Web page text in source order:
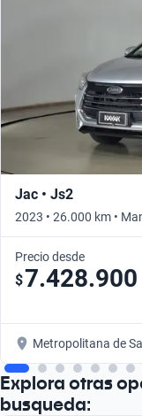
Jac • Js2
2023 • 26.000 km •
Precio desde
$7.428.900
Metropolitana de
Explora otras
busqueda: